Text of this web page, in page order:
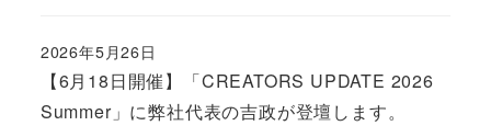
【6月18日開催】「CREATORS UPDATE 2026
Summer」に弊社代表の吉政が登壇します。
Published
2026年5月26日